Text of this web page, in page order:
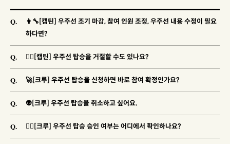
Q.
👩‍🔧[캡틴] 우주선 조기 마감, 참여 인원 조정, 우주선 내용 수정이 필요
하다면?
Q. 🐱‍👓[캡틴] 우주선 탑승을 거절할 수도 있나요?
Q. 🚀[크루] 우주선 탑승을 신청하면 바로 참여 확정인가요?
Q. 👽[크루] 우주선 탑승을 취소하고 싶어요.
Q. 🐱‍🚀[크루] 우주선 탑승 승인 여부는 어디에서 확인하나요?